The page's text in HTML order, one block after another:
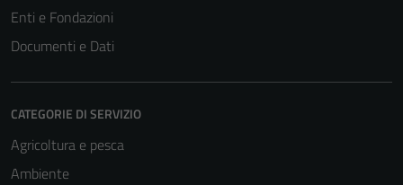
Enti e Fondazioni
Documenti e Dati
CATEGORIE DI SERVIZIO
Agricoltura e pesca
Ambiente